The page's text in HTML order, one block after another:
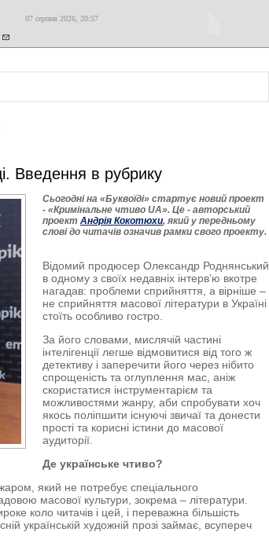
07 серпня 2026, 20:57
Введення в рубрику
Сьогодні на «Буквоїді» стартує новий проект
- «Кримінальне чтиво UA». Це - авторський
проект Андрія Кокотюхи, який у передньому
слові до читачів означив рамки свого проекту.
Відомий продюсер Олександр Роднянський
в одному з своїх недавніх інтерв’ю вкотре
нагадав: проблеми сприйняття, а вірніше –
не сприйняття масової літератури в Україні
стоїть особливо гостро.
За його словами, мислячій частині
інтелігенції легше відмовитися від того ж
детективу і заперечити його через нібито
спрощеність та оглуплення мас, аніж
скористатися інструментарієм та
можливостями жанру, аби спробувати хоч
якось поліпшити існуючі звичаї та донести
прості та корисні істини до масової
аудиторії.
Де українське чтиво?
який не потребує спеціального
масової культури, зокрема – літератури.
коло читачів і цей, і переважна більшість
українській художній прозі займає, всупереч